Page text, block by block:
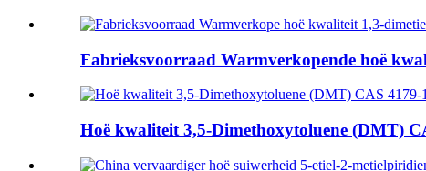
Fabrieksvoorraad Warmverkopende hoë
Hoë kwaliteit 3,5-Dimethoxytoluene (DMT)